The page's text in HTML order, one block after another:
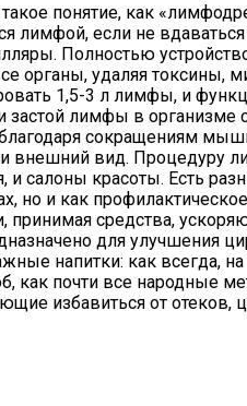
понятие, как
лимфой, если не
Полностью
органы, удаляя токсины,
1,5-3 л лимфы, и
лимфы в организме
сокращениям
внешний вид. Процедуру
и салоны красоты. Есть
но и как
принимая средства,
для улучшения
напитки: как всегда,
почти все народные
избавиться от отеков,